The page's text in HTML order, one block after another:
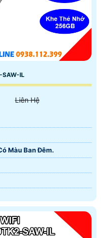
SAW-IL
Liên Hệ
Màu Ban Ðêm.